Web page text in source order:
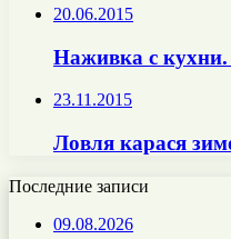
20.06.2015
Наживка с
23.11.2015
Ловля карася
Последние записи
09.08.2026